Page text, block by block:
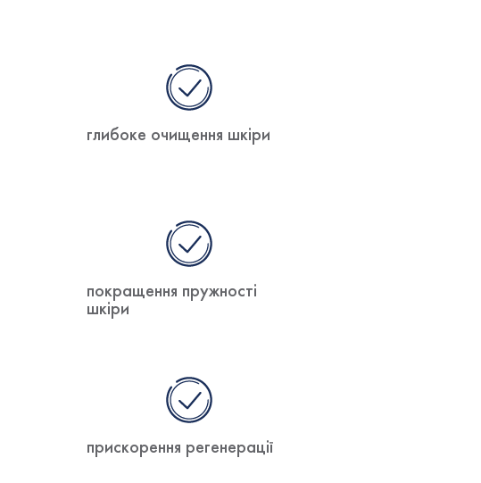
глибоке очищення шкіри
покращення пружності
шкіри
прискорення регенерації